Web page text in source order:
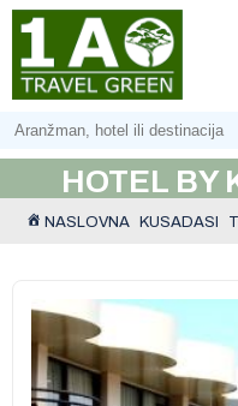
HOTEL BY
NASLOVNA KUSADASI